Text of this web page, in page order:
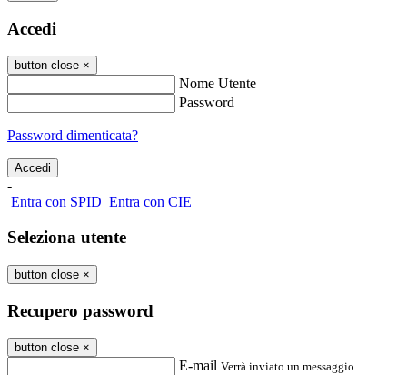
Accedi
button close ×
Nome Utente
Password
Password dimenticata?
-
Entra con SPID Entra con CIE
Seleziona utente
button close ×
Recupero password
button close ×
E-mail Verrà inviato un messaggio